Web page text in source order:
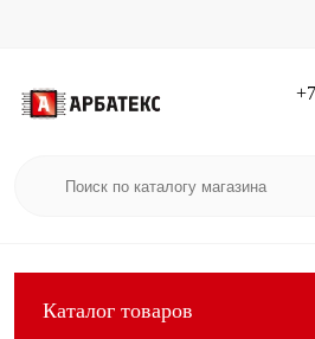
Каталог товаров